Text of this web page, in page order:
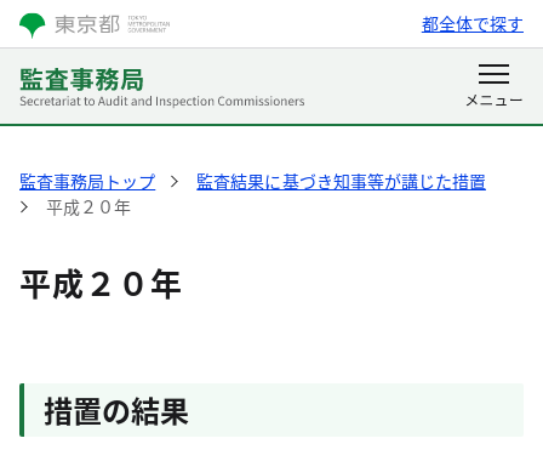
都全体で探す
監査事務局トップ
監査結果に基づき知事等が講じた措置
平成２０年
平成２０年
措置の結果